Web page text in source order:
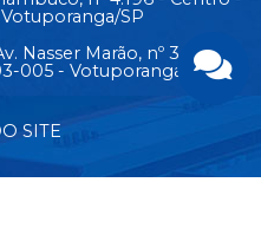
SP
Nasser Marão, nº 3.069 -
005 - Votuporanga/SP
SITE